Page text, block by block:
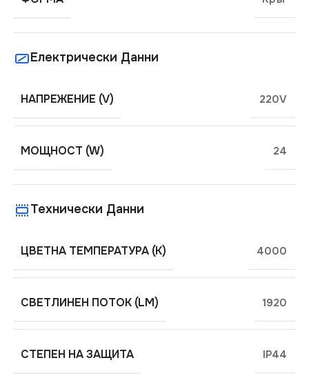
Електрически Данни
НАПРЕЖЕНИЕ (V) 220V
МОЩНОСТ (W) 24
Технически Данни
ЦВЕТНА ТЕМПЕРАТУРА (K) 4000
СВЕТЛИНЕН ПОТОК (LM) 1920
СТЕПЕН НА ЗАЩИТА IP44